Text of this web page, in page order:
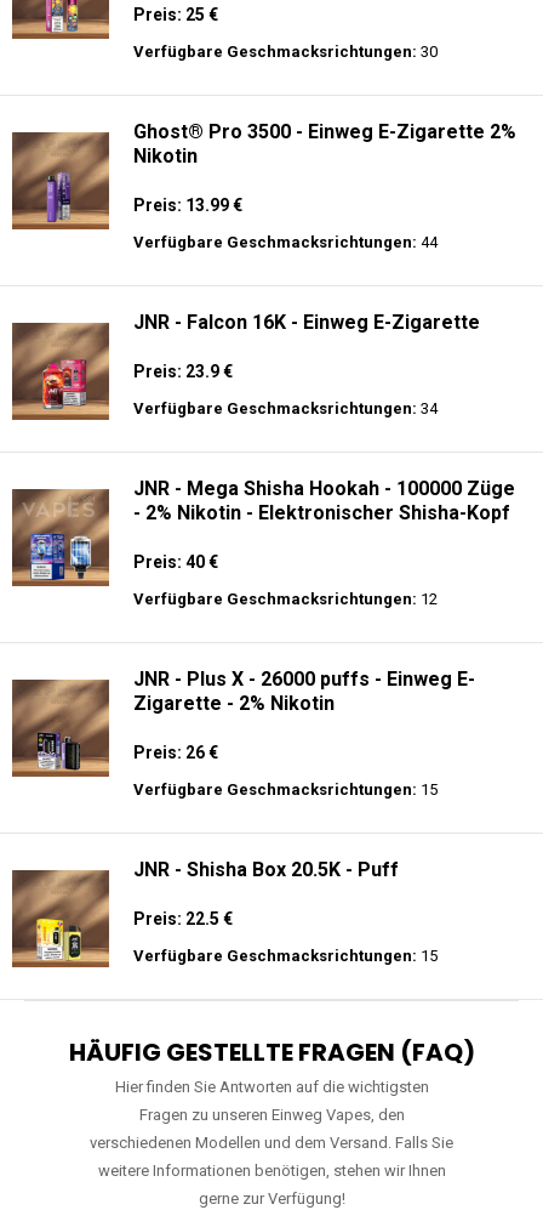
Preis: 25 €
Verfügbare Geschmacksrichtungen: 30
Ghost® Pro 3500 - Einweg E-Zigarette 2%
Nikotin
Preis: 13.99 €
Verfügbare Geschmacksrichtungen: 44
JNR - Falcon 16K - Einweg E-Zigarette
Preis: 23.9 €
Verfügbare Geschmacksrichtungen: 34
JNR - Mega Shisha Hookah - 100000 Züge
- 2% Nikotin - Elektronischer Shisha-Kopf
Preis: 40 €
Verfügbare Geschmacksrichtungen: 12
JNR - Plus X - 26000 puffs - Einweg E-
Zigarette - 2% Nikotin
Preis: 26 €
Verfügbare Geschmacksrichtungen: 15
JNR - Shisha Box 20.5K - Puff
Preis: 22.5 €
Verfügbare Geschmacksrichtungen: 15
HÄUFIG GESTELLTE FRAGEN (FAQ)
Hier finden Sie Antworten auf die wichtigsten
Fragen zu unseren Einweg Vapes, den
verschiedenen Modellen und dem Versand. Falls Sie
weitere Informationen benötigen, stehen wir Ihnen
gerne zur Verfügung!